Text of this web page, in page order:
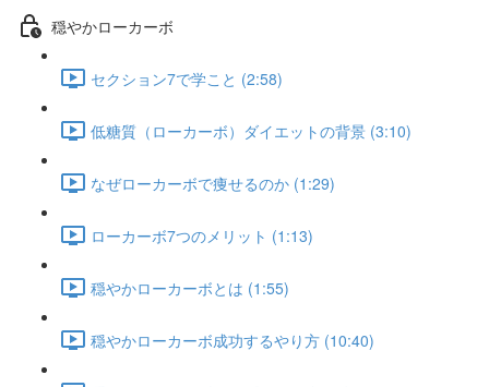
穏やかローカーボ
セクション7で学こと (2:58)
低糖質（ローカーボ）ダイエットの背景 (3:10)
なぜローカーボで痩せるのか (1:29)
ローカーボ7つのメリット (1:13)
穏やかローカーボとは (1:55)
穏やかローカーボ成功するやり方 (10:40)